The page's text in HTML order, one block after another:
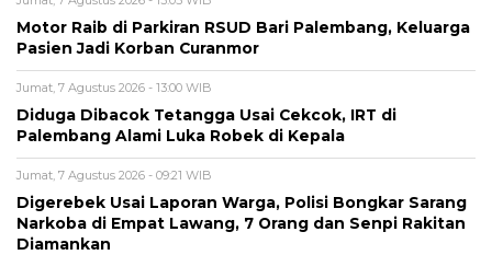
Motor Raib di Parkiran RSUD Bari Palembang, Keluarga
Pasien Jadi Korban Curanmor
Jumat, 7 Agustus 2026 - 13:00 WIB
Diduga Dibacok Tetangga Usai Cekcok, IRT di
Palembang Alami Luka Robek di Kepala
Jumat, 7 Agustus 2026 - 09:21 WIB
Digerebek Usai Laporan Warga, Polisi Bongkar Sarang
Narkoba di Empat Lawang, 7 Orang dan Senpi Rakitan
Diamankan